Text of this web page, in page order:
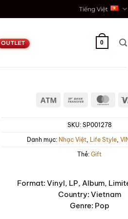
Tiếng Việt
OUTLET 0
Atm
Bank
SKU: SP001278
Danh mục: Nhạc Việt, Life Style,
Thẻ: Gift
Format: Vinyl, LP, Album,
Country: Vietnam
Genre: Pop